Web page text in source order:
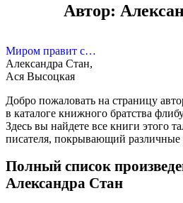
Автор:
Миром правит с…
Александра Стан,
Ася Высоцкая
Добро пожаловать на страницу
в каталоге книжного братства
Здесь вы найдете все книги этого
писателя, покрывающий
Полный список
Александра Стан